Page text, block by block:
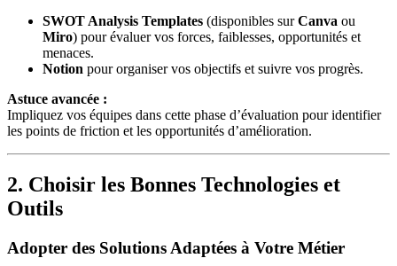
SWOT Analysis Templates (disponibles surCanva ou
Miro) pour évaluer vos forces, faiblesses, opportunités et
menaces.
Notion pour organiser vos objectifs et suivre vos progrès.
Astuce avancée :
Impliquez vos équipes dans cette phase d’évaluation pour identifier
les points de friction et les opportunités d’amélioration.
2. Choisir les Bonnes Technologies et
Outils
Adopter des Solutions Adaptées à Votre Métier